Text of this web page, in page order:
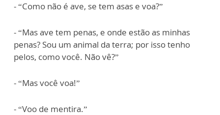
- “Como não é ave, se tem asas e voa?”
- “Mas ave tem penas, e onde estão as minhas
penas? Sou um animal da terra; por isso tenho
pelos, como você. Não vê?”
- “Mas você voa!”
- “Voo de mentira.”